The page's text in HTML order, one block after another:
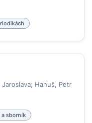
Hanuš, Petr
a sborník